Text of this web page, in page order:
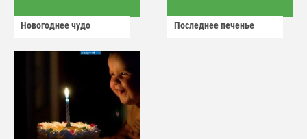
Новогоднее чудо Последнее печенье